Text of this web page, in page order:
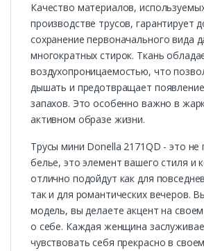
Качество материалов,
производстве трусов, гарантирует
сохранение первоначального вида
многократных стирок. Ткань
воздухопроницаемостью, что
дышать и предотвращает
запахов. Это особенно важно в
активном образе жизни.
Трусы мини Donella 2171QD - это не
белье, это элемент вашего стиля и
отлично подойдут как для
так и для романтических вечеров.
модель, вы делаете акцент на
о себе. Каждая женщина
чувствовать себя прекрасно в